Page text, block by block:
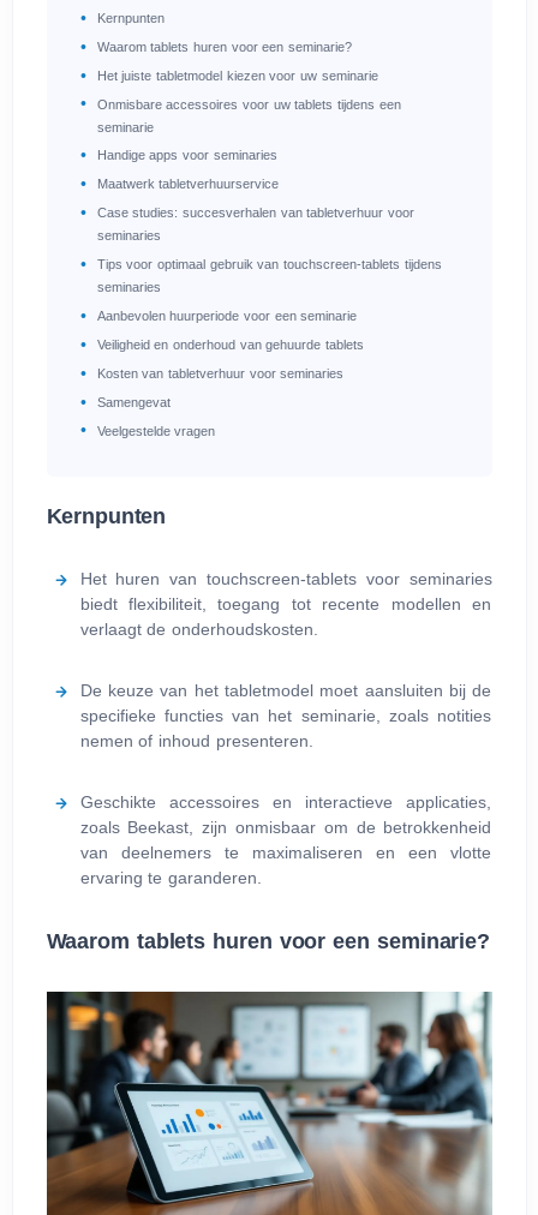
Kernpunten
Waarom tablets huren voor een seminarie?
Het juiste tabletmodel kiezen voor uw seminarie
Onmisbare accessoires voor uw tablets tijdens een
seminarie
Handige apps voor seminaries
Maatwerk tabletverhuurservice
Case studies: succesverhalen van tabletverhuur voor
seminaries
Tips voor optimaal gebruik van touchscreen-tablets tijdens
seminaries
Aanbevolen huurperiode voor een seminarie
Veiligheid en onderhoud van gehuurde tablets
Kosten van tabletverhuur voor seminaries
Samengevat
Veelgestelde vragen
Kernpunten
Het huren van touchscreen-tablets voor seminaries
biedt flexibiliteit, toegang tot recente modellen en
verlaagt de onderhoudskosten.
De keuze van het tabletmodel moet aansluiten bij de
specifieke functies van het seminarie, zoals notities
nemen of inhoud presenteren.
Geschikte accessoires en interactieve applicaties,
zoals Beekast, zijn onmisbaar om de betrokkenheid
van deelnemers te maximaliseren en een vlotte
ervaring te garanderen.
Waarom tablets huren voor een seminarie?